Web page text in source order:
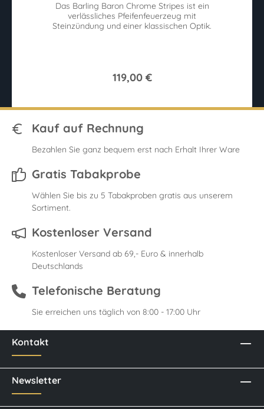
Das Barling Baron Chrome Stripes ist ein
verlässliches Pfeifenfeuerzeug mit
Steinzündung und einer klassischen Optik.
119,00 €
Kauf auf Rechnung
Bezahlen Sie ganz bequem erst nach Erhalt Ihrer Ware
Gratis Tabakprobe
Wählen Sie bis zu 5 Tabakproben gratis aus unserem
Sortiment.
Kostenloser Versand
Kostenloser Versand ab 69,- Euro & innerhalb
Deutschlands
Telefonische Beratung
Sie erreichen uns täglich von 8:00 - 17:00 Uhr
Kontakt
Newsletter